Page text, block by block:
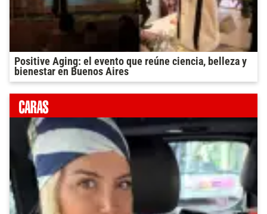
Positive Aging: el evento que reúne ciencia, belleza y
bienestar en Buenos Aires